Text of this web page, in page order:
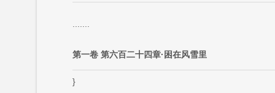
第一卷 第六百二十四章·困在风雪里
}